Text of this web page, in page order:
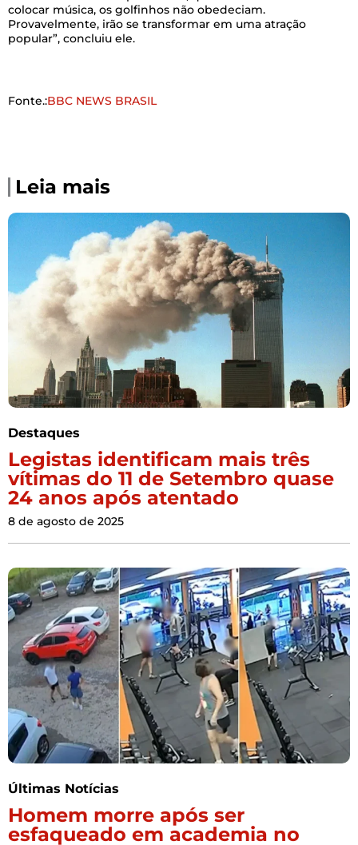
colocar música, os golfinhos não obedeciam.
Provavelmente, irão se transformar em uma atração
popular”, concluiu ele.
Fonte.:BBC NEWS BRASIL
Leia mais
Destaques
Legistas identificam mais três
vítimas do 11 de Setembro quase
24 anos após atentado
8 de agosto de 2025
Últimas Notícias
Homem morre após ser
esfaqueado em academia no